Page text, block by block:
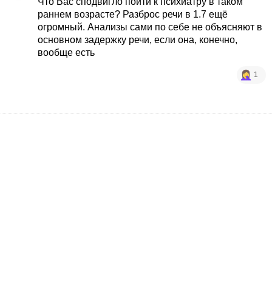
раннем возрасте? Разброс речи в 1.7 ещё
огромный. Анализы сами по себе не объясняют в
основном задержку речи, если она, конечно,
вообще есть
1